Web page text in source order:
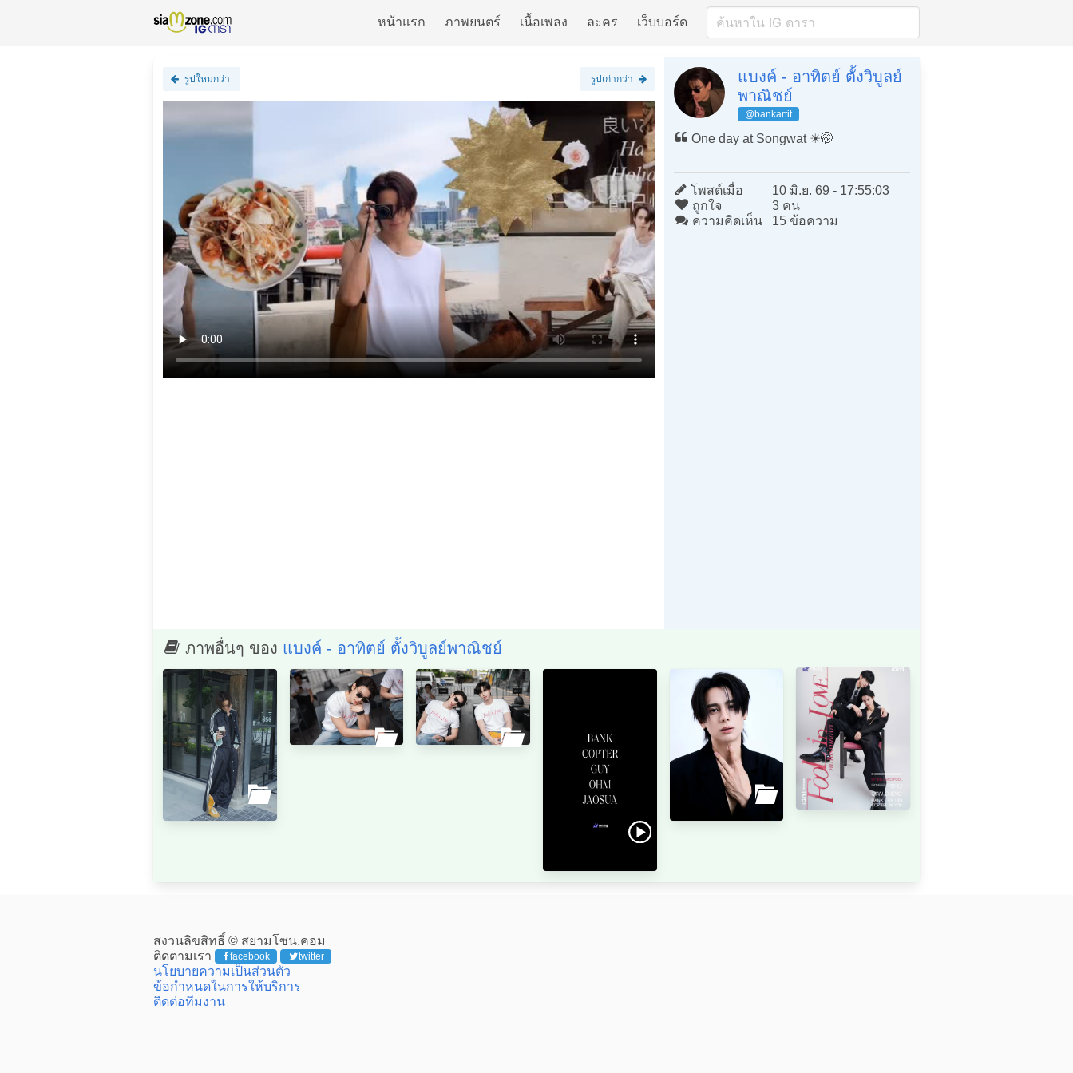
หน้าแรก ภาพยนตร์ เนื้อเพลง ละคร เว็บบอร์ด
รูปใหม่กว่า รูปเก่ากว่า
แบงค์ - อาทิตย์ ตั้งวิบูลย์
พาณิชย์
@bankartit
One day at Songwat ☀️🤭
โพสต์เมื่อ
10 มิ.ย. 69 - 17:55:03
ถูกใจ
3 คน
ความคิดเห็น
15 ข้อความ
ภาพอื่นๆ ของ แบงค์ - อาทิตย์ ตั้งวิบูลย์พาณิชย์
สงวนลิขสิทธิ์ © สยามโซน.คอม
ติดตามเรา
facebook twitter
นโยบายความเป็นส่วนตัว
ข้อกำหนดในการให้บริการ
ติดต่อทีมงาน